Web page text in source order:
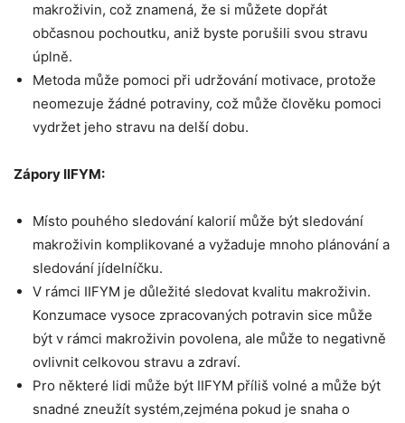
makroživin, což znamená, že si můžete dopřát
občasnou pochoutku, aniž byste porušili svou stravu
úplně.
Metoda může pomoci při udržování motivace, protože
neomezuje žádné potraviny, což může člověku pomoci
vydržet jeho stravu na delší dobu.
Zápory IIFYM:
Místo pouhého sledování kalorií může být sledování
makroživin komplikované a vyžaduje mnoho plánování a
sledování jídelníčku.
V rámci IIFYM je důležité sledovat kvalitu makroživin.
Konzumace vysoce zpracovaných potravin sice může
být v rámci makroživin povolena, ale může to negativně
ovlivnit celkovou stravu a zdraví.
Pro některé lidi může být IIFYM příliš volné a může být
snadné zneužít systém,zejména pokud je snaha o